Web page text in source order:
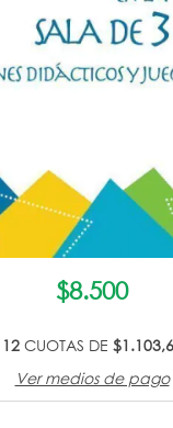
$8.500
12CUOTAS DE
Ver medios de pago